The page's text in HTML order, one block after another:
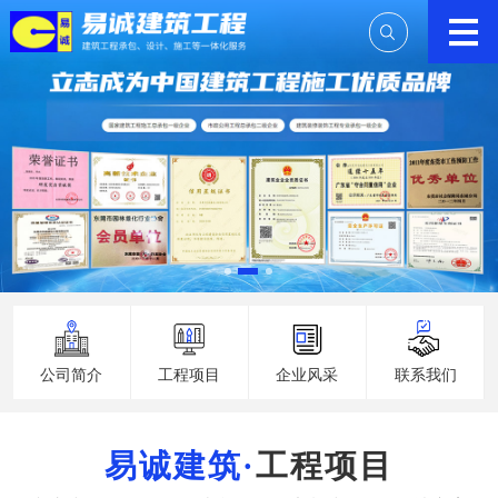
公司简介 工程项目 企业风采 联系我们
工程项目